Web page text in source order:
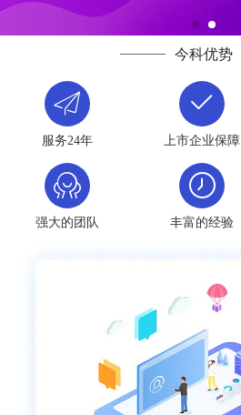
今科优势
服务24年 上市企业保障
强大的团队 丰富的经验